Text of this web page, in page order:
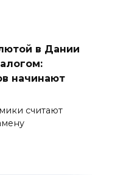
в Дании
начинают
считают